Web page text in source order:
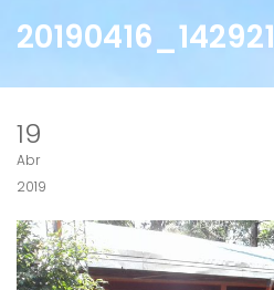
20190416_142921
19
Abr
2019